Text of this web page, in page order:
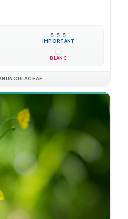
💧 💧 💧
IMPORTANT
BLANC